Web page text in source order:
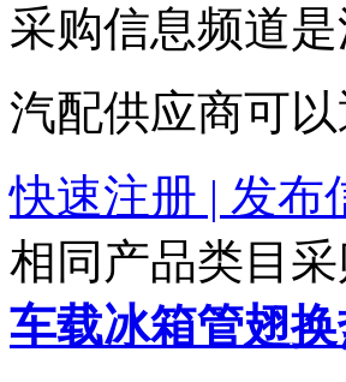
采购信息频道
汽配供应商可
快速注册 | 发布
相同产品类目采
车载冰箱管翅